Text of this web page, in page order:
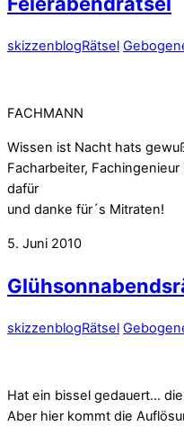
skizzenblogRätsel
FACHMANN
Wissen ist Nacht hats
Facharbeiter,
dafür
und danke für´s Mitraten!
5. Juni 2010
skizzenblogRätsel
Hat ein bissel gedauert…
Aber hier kommt die